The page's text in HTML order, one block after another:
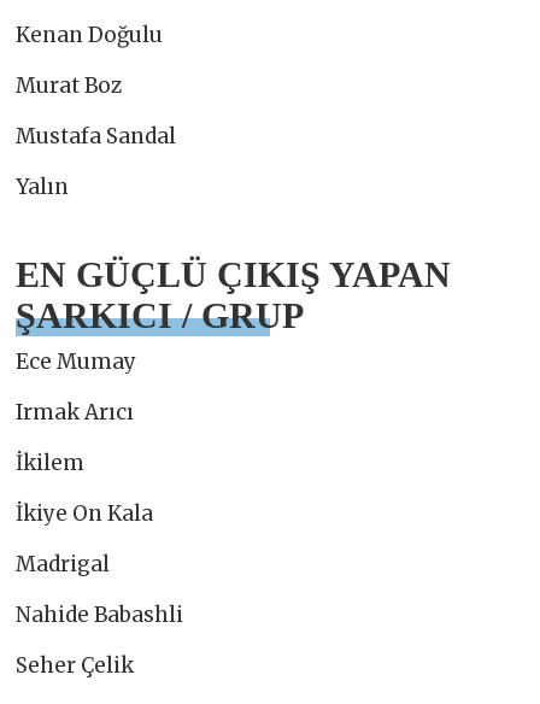
Kenan Doğulu
Murat Boz
Mustafa Sandal
Yalın
EN GÜÇLÜ ÇIKIŞ YAPAN
ŞARKICI / GRUP
Ece Mumay
Irmak Arıcı
İkilem
İkiye On Kala
Madrigal
Nahide Babashli
Seher Çelik